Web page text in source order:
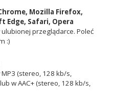
Mozilla Firefox,
Edge, Safari, Opera
ulubionej przeglądarce. Poleć
:)
MP3 (stereo, 128 kb/s,
w AAC+ (stereo, 128 kb/s,